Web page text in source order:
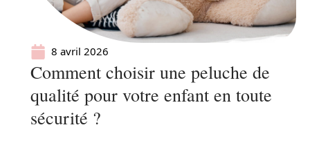
8 avril 2026
Comment choisir une peluche de
qualité pour votre enfant en toute
sécurité ?